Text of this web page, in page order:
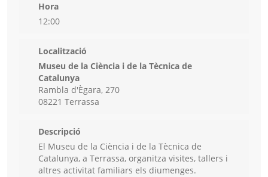
Hora
12:00
Localització
Museu de la Ciència i de la Tècnica de
Catalunya
Rambla d'Ègara, 270
08221 Terrassa
Descripció
El Museu de la Ciència i de la Tècnica de
Catalunya, a Terrassa, organitza visites, tallers i
altres activitat familiars els diumenges.